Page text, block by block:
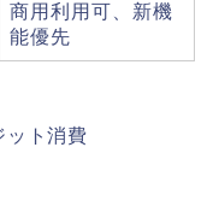
商用利用可、新機
能優先
ト消費